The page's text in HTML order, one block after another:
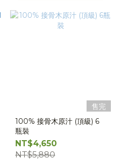
售完
100% 接骨木原汁 (頂級) 6
瓶裝
NT$4,650
NT$5,880